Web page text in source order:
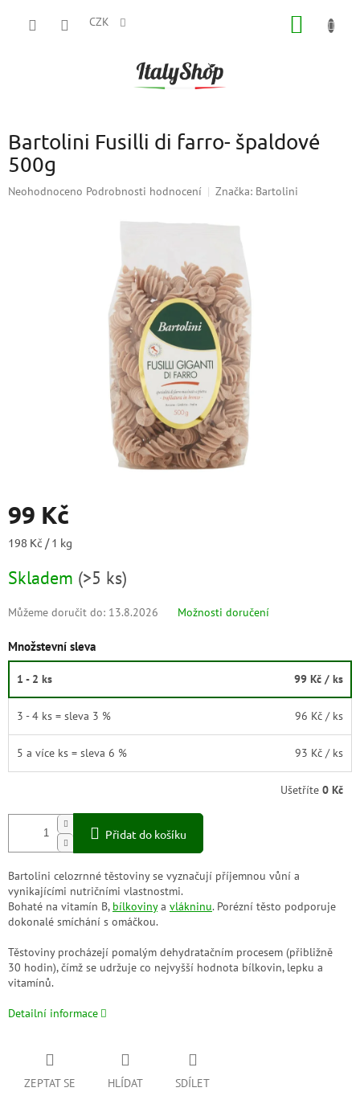
CZK
Bartolini Fusilli di farro- špaldové
500g
Průměrné
Neohodnoceno Podrobnosti hodnocení Značka: Bartolini
99 Kč
Měrná
198 Kč / 1 kg
Skladem (>5 ks)
Můžeme doručit do: 13.8.2026 Možnosti doručení
Množstevní sleva
1 - 2 ks 99 Kč / ks
3 - 4 ks = sleva 3 % 96 Kč / ks
5 a více ks = sleva 6 % 93 Kč / ks
Ušetříte 0 Kč
Přidat do košíku
Bartolini celozrnné těstoviny se vyznačují příjemnou vůní a
vynikajícími nutričními vlastnostmi.
Bohaté na vitamín B, bílkovinya vlákninu. Porézní těsto podporuje
dokonalé smíchání s omáčkou.
Těstoviny procházejí pomalým dehydratačním procesem (přibližně
30 hodin), čímž se udržuje co nejvyšší hodnota bílkovin, lepku a
vitamínů.
Detailní informace
ZEPTAT SE HLÍDAT SDÍLET